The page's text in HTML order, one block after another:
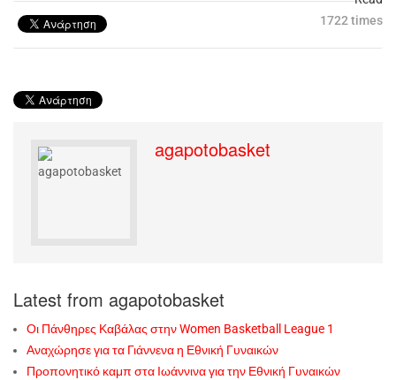
1722 times
agapotobasket
Latest from agapotobasket
Οι Πάνθηρες Καβάλας στην Women Basketball League 1
Αναχώρησε για τα Γιάννενα η Εθνική Γυναικών
Προπονητικό καμπ στα Ιωάννινα για την Εθνική Γυναικών